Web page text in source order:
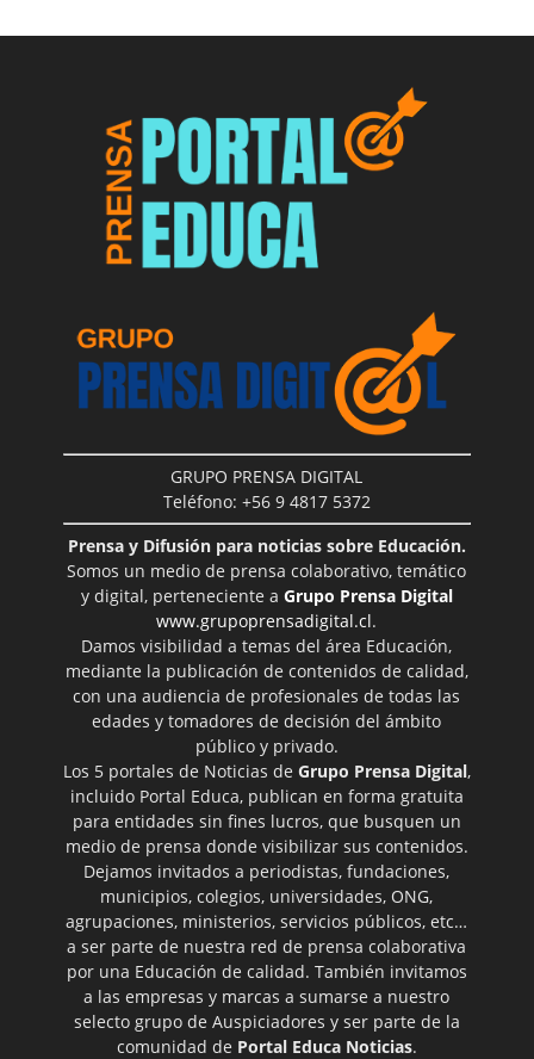
GRUPO PRENSA DIGITAL
Teléfono: +56 9 4817 5372
Prensa y Difusión para noticias sobre Educación.
Somos un medio de prensa colaborativo, temático
y digital, perteneciente a Grupo Prensa Digital
www.grupoprensadigital.cl.
Damos visibilidad a temas del área Educación,
mediante la publicación de contenidos de calidad,
con una audiencia de profesionales de todas las
edades y tomadores de decisión del ámbito
público y privado.
Los 5 portales de Noticias de Grupo Prensa Digital,
incluido Portal Educa, publican en forma gratuita
para entidades sin fines lucros, que busquen un
medio de prensa donde visibilizar sus contenidos.
Dejamos invitados a periodistas, fundaciones,
municipios, colegios, universidades, ONG,
agrupaciones, ministerios, servicios públicos, etc…
a ser parte de nuestra red de prensa colaborativa
por una Educación de calidad. También invitamos
a las empresas y marcas a sumarse a nuestro
selecto grupo de Auspiciadores y ser parte de la
comunidad de Portal Educa Noticias.